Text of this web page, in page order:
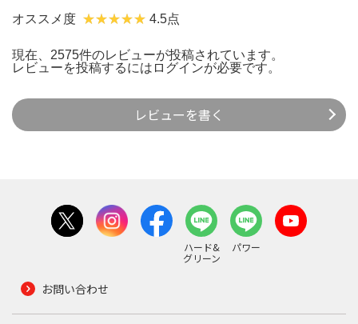
オススメ度 4.5点
現在、2575件のレビューが投稿されています。
レビューを投稿するには ログインが必要です。
レビューを書く
ハード&
グリーン
パワー
お問い合わせ